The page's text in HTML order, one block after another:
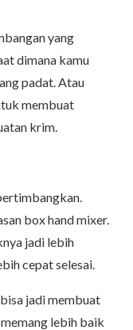
yang
dimana kamu
padat. Atau
membuat
krim.
box hand mixer.
jadi lebih
cepat selesai.
jadi membuat
lebih baik